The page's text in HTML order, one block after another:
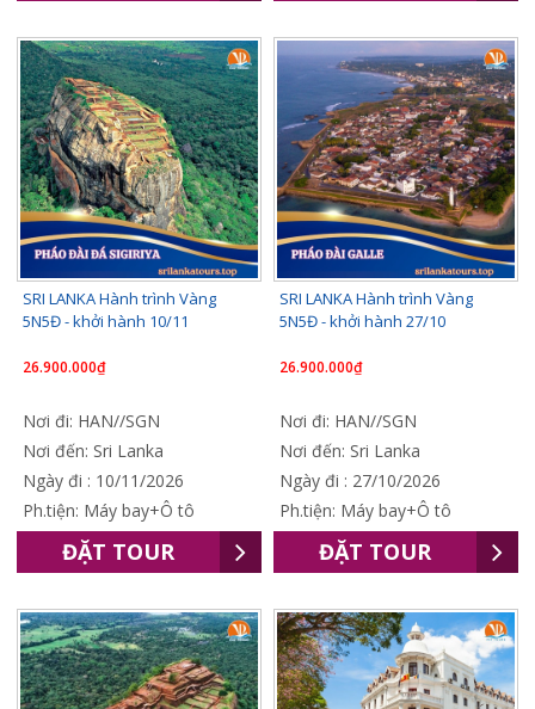
SRI LANKA Hành trình Vàng
5N5Đ - khởi hành 10/11
26.900.000₫
Nơi đi: HAN//SGN
Nơi đến: Sri Lanka
Ngày đi : 10/11/2026
Ph.tiện: Máy bay+Ô tô
ĐẶT TOUR
SRI LANKA Hành trình Vàng
5N5Đ - khởi hành 27/10
26.900.000₫
Nơi đi: HAN//SGN
Nơi đến: Sri Lanka
Ngày đi : 27/10/2026
Ph.tiện: Máy bay+Ô tô
ĐẶT TOUR